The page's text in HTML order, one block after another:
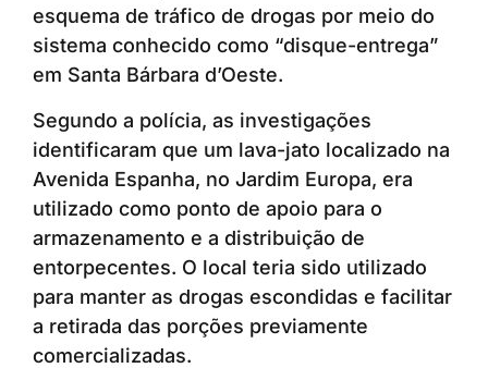
esquema de tráfico de drogas por meio do
sistema conhecido como “disque-entrega”
em Santa Bárbara d’Oeste.
Segundo a polícia, as investigações
identificaram que um lava-jato localizado na
Avenida Espanha, no Jardim Europa, era
utilizado como ponto de apoio para o
armazenamento e a distribuição de
entorpecentes. O local teria sido utilizado
para manter as drogas escondidas e facilitar
a retirada das porções previamente
comercializadas.